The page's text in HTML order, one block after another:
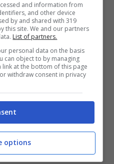
f/2.2
che sta per Voice
and information from
and other device
by and shared with 319
this site. We and our partners
List of partners.
personal data on the basis
can object to by managing
at the bottom of this page
withdraw consent in privacy
options